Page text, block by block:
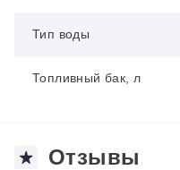
Тип воды
Топливный бак, л
Отзывы